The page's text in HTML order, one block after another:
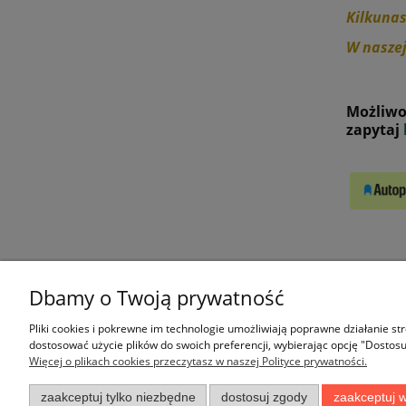
W
zapytaj
Twoje zamówienia
Przechowalnia
Formy
Czas
Dbamy o Twoją prywatność
Pliki cookies i pokrewne im technologie umożliwiają poprawne działanie
dostosować użycie plików do swoich preferencji, wybierając opcję
Więcej o plikach cookies przeczytasz w naszej Polityce prywatności.
zaakceptuj tylko niezbędne dostosuj zgody zaakceptuj